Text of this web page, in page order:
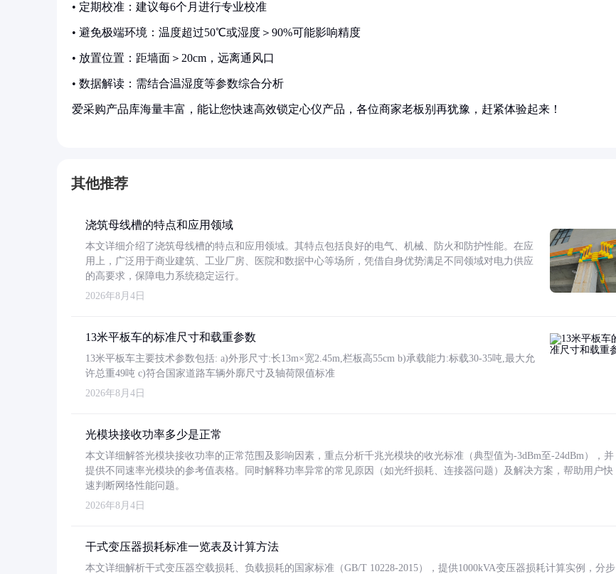
• 定期校准：建议每6个月进行专业校准
• 避免极端环境：温度超过50℃或湿度＞90%可能影响精度
• 放置位置：距墙面＞20cm，远离通风口
• 数据解读：需结合温湿度等参数综合分析
爱采购产品库海量丰富，能让您快速高效锁定心仪产品，各位商家老板别再犹豫，赶紧体验起来！
其他推荐
浇筑母线槽的特点和应用领域
本文详细介绍了浇筑母线槽的特点和应用领域。其特点包括良好的电气、机械、防火和防护性能。在应
用上，广泛用于商业建筑、工业厂房、医院和数据中心等场所，凭借自身优势满足不同领域对电力供应
的高要求，保障电力系统稳定运行。
2026年8月4日
13米平板车的标准尺寸和载重参数
13米平板车主要技术参数包括: a)外形尺寸:长13m×宽2.45m,栏板高55cm b)承载能力:标载30-35吨,最大允
许总重49吨 c)符合国家道路车辆外廓尺寸及轴荷限值标准
2026年8月4日
光模块接收功率多少是正常
本文详细解答光模块接收功率的正常范围及影响因素，重点分析千兆光模块的收光标准（典型值为-3dBm至-24dBm），并
提供不同速率光模块的参考值表格。同时解释功率异常的常见原因（如光纤损耗、连接器问题）及解决方案，帮助用户快
速判断网络性能问题。
2026年8月4日
干式变压器损耗标准一览表及计算方法
本文详细解析干式变压器空载损耗、负载损耗的国家标准（GB/T 10228-2015），提供1000kVA变压器损耗计算实例，分步